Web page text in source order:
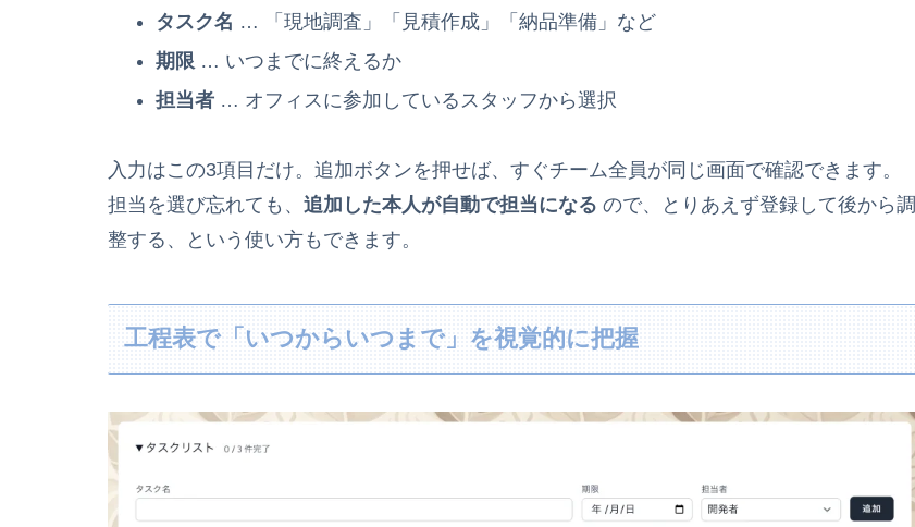
タスク名 … 「現地調査」「見積作成」「納品準備」など
期限 … いつまでに終えるか
担当者… オフィスに参加しているスタッフから選択
入力はこの3項目だけ。追加ボタンを押せば、すぐチーム全員が同じ画面で確認できます。
担当を選び忘れても、 追加した本人が自動で担当になる ので、とりあえず登録して後から調
整する、という使い方もできます。
工程表で「いつからいつまで」を視覚的に把握